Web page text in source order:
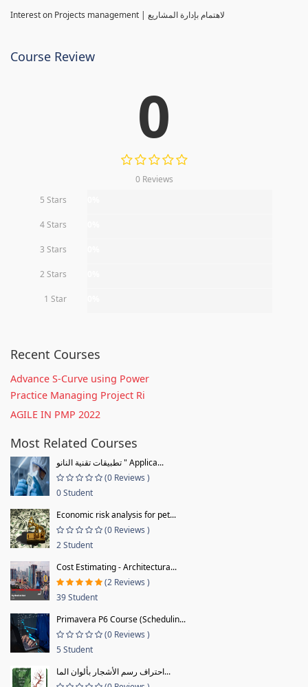
Interest on Projects management | لاهتمام بإدارة المشاريع
Course Review
0
0 Reviews
5 Stars
4 Stars
3 Stars
2 Stars
1 Star
Recent Courses
Advance S-Curve using Power
Practice Managing Project Ri
AGILE IN PMP 2022
Most Related Courses
تطبيقات تقنية النانو " Applica...
(0 Reviews )
0 Student
Economic risk analysis for pet...
(0 Reviews )
2 Student
Cost Estimating - Architectura...
(2 Reviews )
39 Student
Primavera P6 Course (Schedulin...
(0 Reviews )
5 Student
احتراف رسم الأشجار بألوان الما...